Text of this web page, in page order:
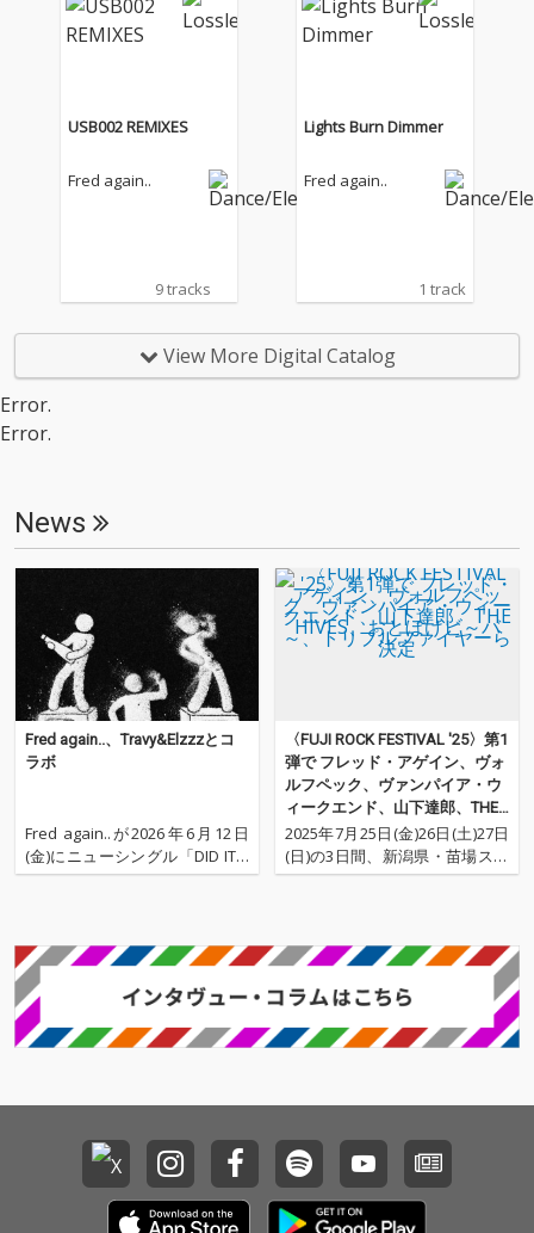
USB002 REMIXES
Fred again..
9 tracks
Lights Burn Dimmer
Fred again..
1 track
View More Digital Catalog
Error.
Error.
News
Fred again..、Travy&Elzzzとコ
ラボ
Fred again..が2026年6月12日
(金)にニューシングル「DID IT A
GAIN」をリリースした。 本作
たヘビーなベースラインが特徴
的なトラックの上で、TravyとEl
zzz
〈FUJI ROCK FESTIVAL '25〉第1
弾で フレッド・アゲイン、ヴォ
ルフペック、ヴァンパイア・ウ
ィークエンド、山下達郎、THE
HIVES、おとぼけビ～バ～、ト
リプルファイヤーら決定
2025年7月25日(金)26日(土)27日
(日)の3日間、新潟県・苗場スキ
ー場で開催される〈FUJI ROCK F
日ごとの発表となっており、ヘ
ッドライナーは25日(金) フレッ
ド・ア